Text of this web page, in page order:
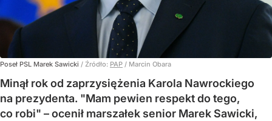
Poseł PSL Marek Sawicki / Źródło: PAP / Marcin Obara
Minął rok od zaprzysiężenia Karola Nawrockiego
na prezydenta. "Mam pewien respekt do tego,
co robi" – ocenił marszałek senior Marek Sawicki,